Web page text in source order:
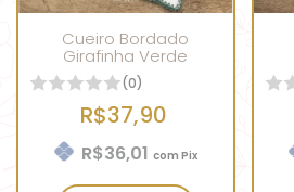
Cueiro Bordado
Girafinha Verde
(0)
R$37,90
R$36,01 com Pix